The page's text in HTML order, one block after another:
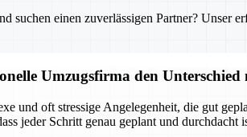
suchen einen zuverlässigen Partner? Unser
Umzugsfirma den
und oft stressige Angelegenheit, die gut
jeder Schritt genau geplant und